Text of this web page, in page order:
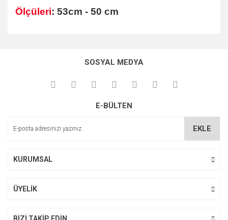
Ölçüleri: 53cm - 50 cm
kullanarak tarafımıza iletebilirsiniz.
Görüş ve önerileriniz için teşekkür ederiz.
Ürün açıklamasında eksik bilgiler bulunuyor.
SOSYAL MEDYA
E-BÜLTEN
EKLE
KURUMSAL
ÜYELİK